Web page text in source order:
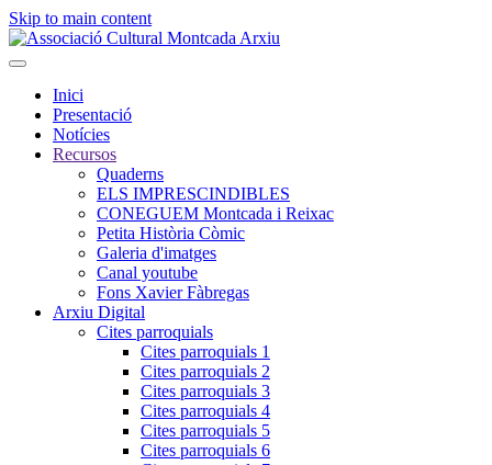
Skip to main content
Inici
Presentació
Notícies
Recursos
Quaderns
ELS IMPRESCINDIBLES
CONEGUEM Montcada i Reixac
Petita Història Còmic
Galeria d'imatges
Canal youtube
Fons Xavier Fàbregas
Arxiu Digital
Cites parroquials
Cites parroquials 1
Cites parroquials 2
Cites parroquials 3
Cites parroquials 4
Cites parroquials 5
Cites parroquials 6